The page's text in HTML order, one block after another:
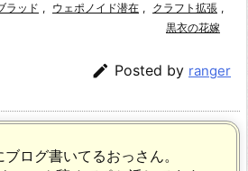
ラッド , ウェポノイド潜在 , クラフト拡張 ,
黒衣の花嫁
 Posted by ranger
ログ書いてるおっさん。